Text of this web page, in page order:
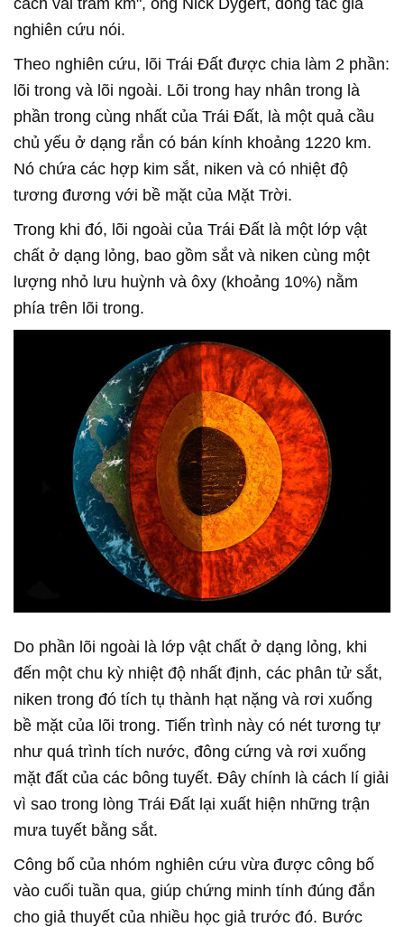
nghiên cứu nói.
Theo nghiên cứu, lõi Trái Đất được chia làm 2 phần:
lõi trong và lõi ngoài. Lõi trong hay nhân trong là
phần trong cùng nhất của Trái Đất, là một quả cầu
chủ yếu ở dạng rắn có bán kính khoảng 1220 km.
Nó chứa các hợp kim sắt, niken và có nhiệt độ
tương đương với bề mặt của Mặt Trời.
Trong khi đó, lõi ngoài của Trái Đất là một lớp vật
chất ở dạng lỏng, bao gồm sắt và niken cùng một
lượng nhỏ lưu huỳnh và ôxy (khoảng 10%) nằm
phía trên lõi trong.
Do phần lõi ngoài là lớp vật chất ở dạng lỏng, khi
đến một chu kỳ nhiệt độ nhất định, các phân tử sắt,
niken trong đó tích tụ thành hạt nặng và rơi xuống
bề mặt của lõi trong. Tiến trình này có nét tương tự
như quá trình tích nước, đông cứng và rơi xuống
mặt đất của các bông tuyết. Đây chính là cách lí giải
vì sao trong lòng Trái Đất lại xuất hiện những trận
mưa tuyết bằng sắt.
Công bố của nhóm nghiên cứu vừa được công bố
vào cuối tuần qua, giúp chứng minh tính đúng đắn
cho giả thuyết của nhiều học giả trước đó. Bước